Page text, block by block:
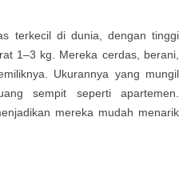
terkecil di dunia, dengan tinggi
1–3 kg. Mereka cerdas, berani,
Ukurannya yang mungil
sempit seperti apartemen.
mereka mudah menarik